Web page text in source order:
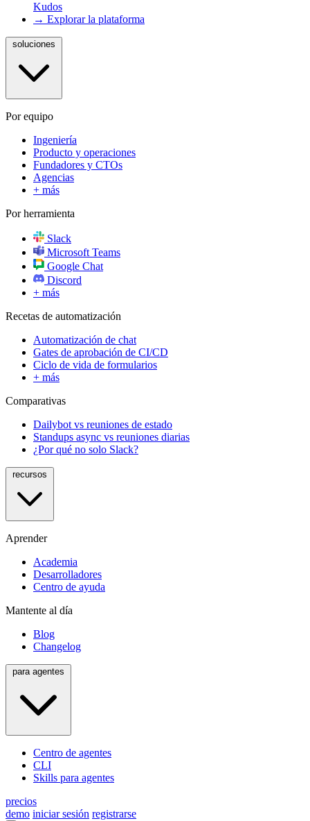
Kudos
→ Explorar la plataforma
Por equipo
Ingeniería
Producto y operaciones
Fundadores y CTOs
Agencias
+ más
Por herramienta
Slack
Microsoft Teams
Google Chat
Discord
+ más
Recetas de automatización
Automatización de chat
Gates de aprobación de CI/CD
Ciclo de vida de formularios
+ más
Comparativas
Dailybot vs reuniones de estado
Standups async vs reuniones diarias
¿Por qué no solo Slack?
Aprender
Academia
Desarrolladores
Centro de ayuda
Mantente al día
Blog
Changelog
Centro de agentes
CLI
Skills para agentes
precios
demo iniciar sesión registrarse